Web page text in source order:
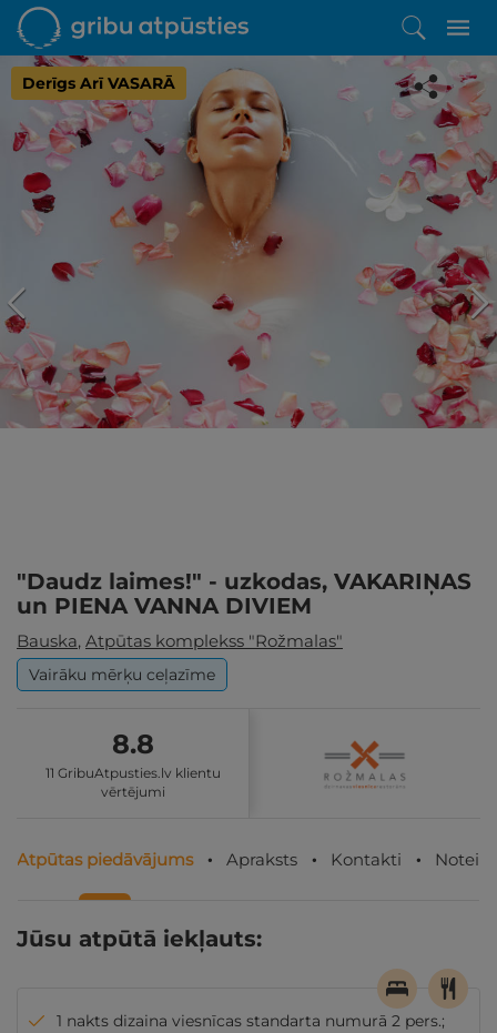
Derīgs Arī VASARĀ
Iepatikās šis piedāvājums?
Līdz brīnišķīgai atpūtai atlikuši tikai daži soļi
PĒRKU
"Daudz laimes!" - uzkodas, VAKARIŅAS
un PIENA VANNA DIVIEM
Bauska, Atpūtas komplekss "Rožmalas"
Vairāku mērķu ceļazīme
8.8
11 GribuAtpusties.lv klientu
vērtējumi
Atpūtas piedāvājums Apraksts Kontakti
Jūsu atpūtā iekļauts:
1 nakts dizaina viesnīcas standarta numurā 2 pers.;